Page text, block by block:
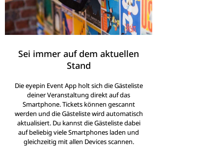
Sei immer auf dem aktuellen
Stand
Die eyepin Event App holt sich die Gästeliste
deiner Veranstaltung direkt auf das
Smartphone. Tickets können gescannt
werden und die Gästeliste wird automatisch
aktualisiert. Du kannst die Gästeliste dabei
auf beliebig viele Smartphones laden und
gleichzeitig mit allen Devices scannen.